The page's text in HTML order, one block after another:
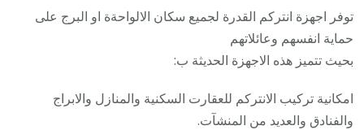
توفر اجهزة انتركم القدرة لجميع سكان الالواحةة او البرج على
حماية انفسهم وعائلاتهم
بحيث تتميز هذه الاجهزة الحديثة ب:
امكانية تركيب الانتركم للعقارت السكنية والمنازل والابراج
والفنادق والعديد من المنشآت.